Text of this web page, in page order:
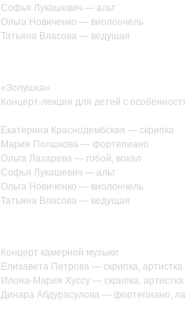
Софья Лукашевич — альт
Ольга Новиченко — виолончель
Татьяна Власова — ведущая
«Золушка»
Концерт-лекция для детей с
Екатерина Краснодембская — скрипка
Мария Полшкова — фортепиано
Ольга Лазарева — гобой, вокал
Софья Лукашевич — альт
Ольга Новиченко — виолончель
Татьяна Власова — ведущая
Концерт камерной музыки
Елизавета Петрова — скрипка,
Илона-Мария Хуссу — скрипка,
Динара Абдурасулова — фортепиано,